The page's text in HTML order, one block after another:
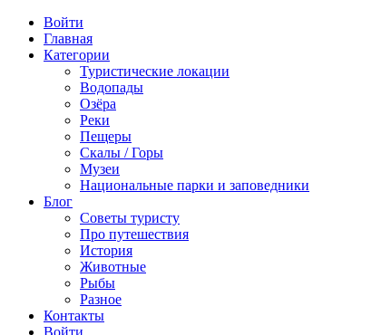
Войти
Главная
Категории
Туристические локации
Водопады
Озёра
Реки
Пещеры
Скалы / Горы
Музеи
Национальные парки и заповедники
Блог
Советы туристу
Про путешествия
История
Животные
Рыбы
Разное
Контакты
Войти